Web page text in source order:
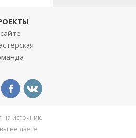
на источник.
не даете